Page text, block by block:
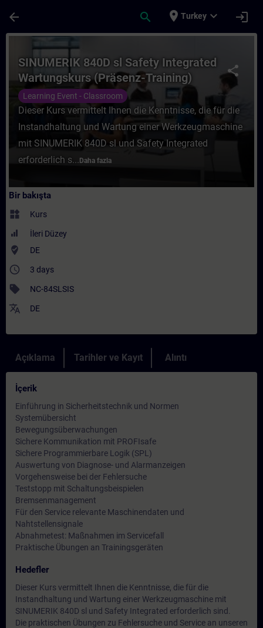
arrow_back search place Turkey expand_more login
Kurs - SINUMERIK 840D sl Safety
share
SINUMERIK 840D sl Safety Integrated
Wartungskurs (Präsenz-Training)
Learning Event - Classroom
Dieser Kurs vermittelt Ihnen die Kenntnisse, die für die
Instandhaltung und Wartung einer Werkzeugmaschine
mit SINUMERIK 840D sl und Safety Integrated
erforderlich s... Daha fazla
Bir bakışta
widgets Kurs
İleri Düzey
where_to_vote DE
access_time 3 days
sell NC-84SLSIS
translate DE
Açıklama Tarihler ve Kayıt Alıntı
İçerik
Einführung in Sicherheitstechnik und Normen
Systemübersicht
Bewegungsüberwachungen
Sichere Kommunikation mit PROFIsafe
Sichere Programmierbare Logik (SPL)
Auswertung von Diagnose- und Alarmanzeigen
Vorgehensweise bei der Fehlersuche
Teststopp mit Schaltungsbeispielen
Bremsenmanagement
Für den Service relevante Maschinendaten und
Nahtstellensignale
Abnahmetest: Maßnahmen im Servicefall
Praktische Übungen an Trainingsgeräten
Hedefler
Dieser Kurs vermittelt Ihnen die Kenntnisse, die für die
Instandhaltung und Wartung einer Werkzeugmaschine mit
SINUMERIK 840D sl und Safety Integrated erforderlich sind.
Die praktischen Übungen zu Fehlersuche und Service an unseren